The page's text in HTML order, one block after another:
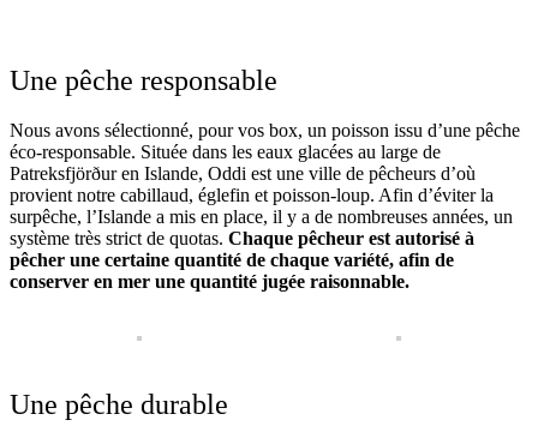
Une pêche responsable
Nous avons sélectionné, pour vos box, un poisson issu d’une pêche
éco-responsable. Située dans les eaux glacées au large de
Patreksfjörður en Islande, Oddi est une ville de pêcheurs d’où
provient notre cabillaud, églefin et poisson-loup. Afin d’éviter la
surpêche, l’Islande a mis en place, il y a de nombreuses années, un
système très strict de quotas. Chaque pêcheur est autorisé à
pêcher une certaine quantité de chaque variété, afin de
conserver en mer une quantité jugée raisonnable.
Une pêche durable